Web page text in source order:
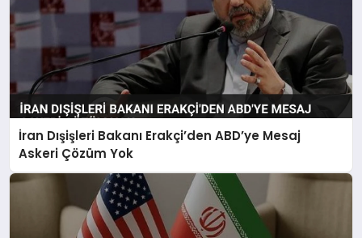
İran Dışişleri Bakanı Erakçi’den ABD’ye Mesaj
Askeri Çözüm Yok